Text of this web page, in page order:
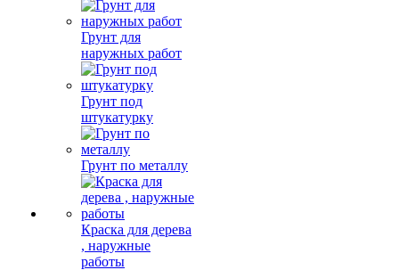
Грунт для
наружных работ
Грунт под
штукатурку
Грунт по металлу
Краска для дерева
, наружные
работы